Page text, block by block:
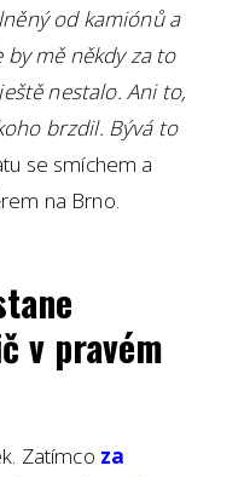
od kamiónů a
by mě někdy za to
nestalo. Ani to,
brzdil. Bývá to
se smíchem a
na Brno.
v pravém
Zatímco za